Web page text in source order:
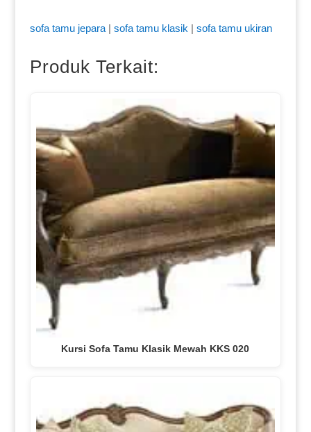
sofa tamu jepara| sofa tamu klasik | sofa tamu ukiran
Produk Terkait:
Kursi Sofa Tamu Klasik Mewah KKS 020